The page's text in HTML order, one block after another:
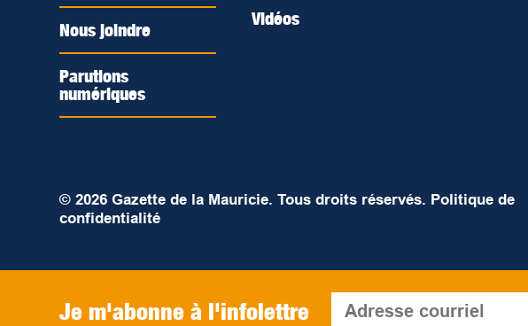
Nous joindre
Parutions
numériques
Vidéos
© 2026 Gazette de la Mauricie. Tous droits réservés. Politique de
confidentialité
Je m'abonne à l'infolettre